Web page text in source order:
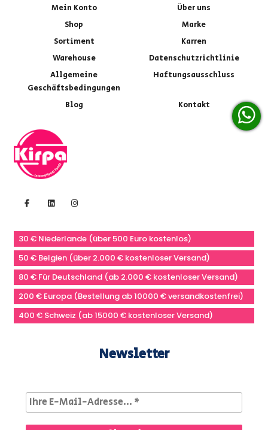
Mein Konto
Über uns
Shop
Marke
Sortiment
Karren
Warehouse
Datenschutzrichtlinie
Allgemeine
Geschäftsbedingungen
Haftungsausschluss
Blog Kontakt
30 € Niederlande (über 500 Euro kostenlos)
50 € Belgien (über 2.000 € kostenloser Versand)
80 € Für Deutschland (ab 2.000 € kostenloser Versand)
200 € Europa (Bestellung ab 10000 € versandkostenfrei)
400 € Schweiz (ab 15000 € kostenloser Versand)
Newsletter